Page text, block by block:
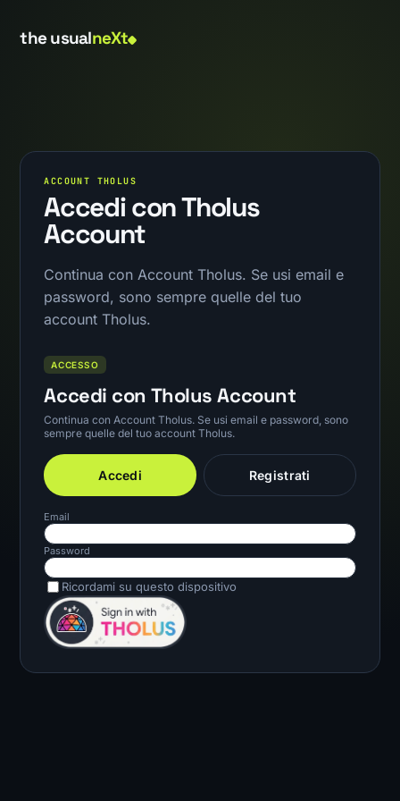
the usualneXt
ACCOUNT THOLUS
Accedi con Tholus
Account
Continua con Account Tholus. Se usi email e
password, sono sempre quelle del tuo
account Tholus.
ACCESSO
Accedi con Tholus Account
Continua con Account Tholus. Se usi email e password, sono
sempre quelle del tuo account Tholus.
Accedi Registrati
Email
Password
Ricordami su questo dispositivo